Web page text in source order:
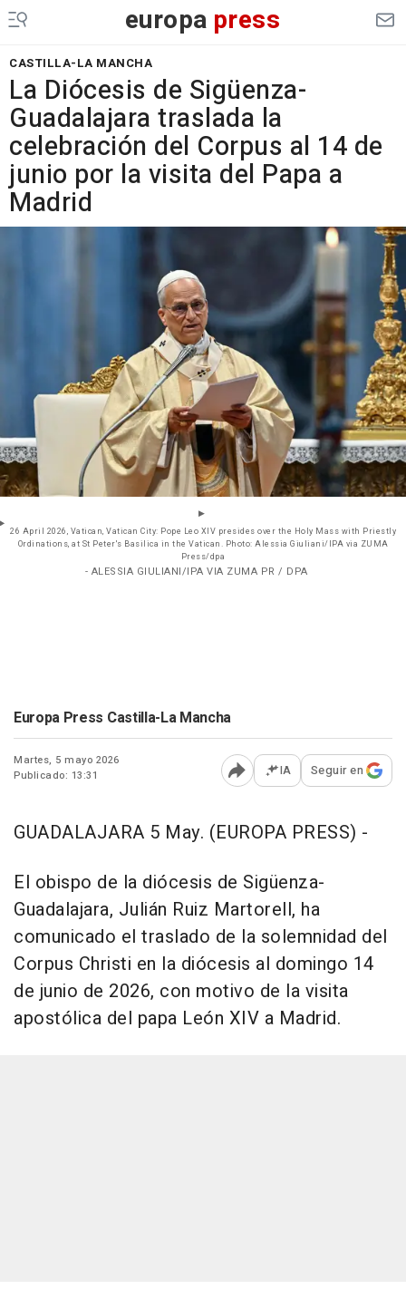
europa press
CASTILLA-LA MANCHA
La Diócesis de Sigüenza-
Guadalajara traslada la
celebración del Corpus al 14 de
junio por la visita del Papa a
Madrid
26 April 2026, Vatican, Vatican City: Pope Leo XIV presides over the Holy Mass with Priestly
Ordinations, at St Peter's Basilica in the Vatican. Photo: Alessia Giuliani/IPA via ZUMA
Press/dpa
- ALESSIA GIULIANI/IPA VIA ZUMA PR / DPA
Europa Press Castilla-La Mancha
Martes, 5 mayo 2026
Publicado: 13:31
Abrir opciones para
IA Seguir en
GUADALAJARA 5 May. (EUROPA PRESS) -
El obispo de la diócesis de Sigüenza-
Guadalajara, Julián Ruiz Martorell, ha
comunicado el traslado de la solemnidad del
Corpus Christi en la diócesis al domingo 14
de junio de 2026, con motivo de la visita
apostólica del papa León XIV a Madrid.